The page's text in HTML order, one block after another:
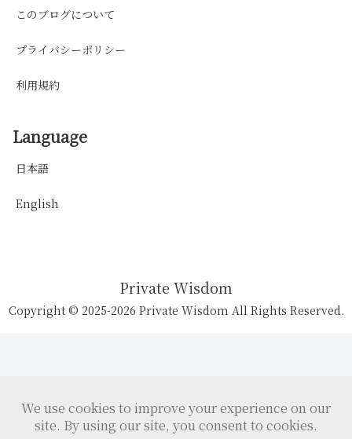
このブログについて
プライバシーポリシー
利用規約
Language
日本語
English
Private Wisdom
Copyright © 2025-2026 Private Wisdom All Rights Reserved.